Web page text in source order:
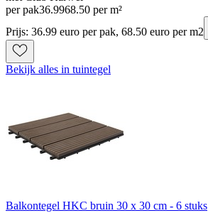
per pak36.9968.50 per m²
Prijs: 36.99 euro per pak, 68.50 euro per m2
Bekijk alles in tuintegel
Balkontegel HKC bruin 30 x 30 cm - 6 stuks